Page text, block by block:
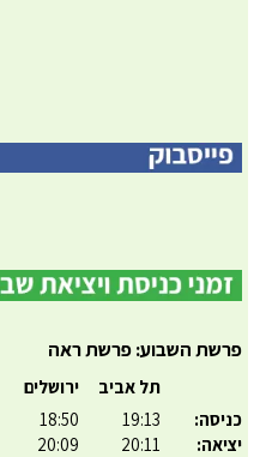
פרשת השבוע: פרשת ראה
כניסה:
יציאה:
תל אביב
19:13
20:11
ירושלים
18:50
20:09